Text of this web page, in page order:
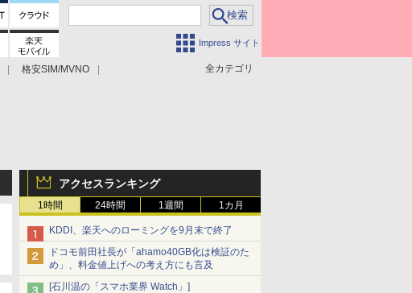
Impress サイト
全カテゴリ
格安SIM/MVNO
アクセスランキング
1時間 24時間 1週間 1カ月
KDDI、楽天へのローミングを9月末で終了
ドコモ前田社長が「ahamo40GB化は検証のた
め」、料金値上げへの考え方にも言及
[石川温の「スマホ業界 Watch」]